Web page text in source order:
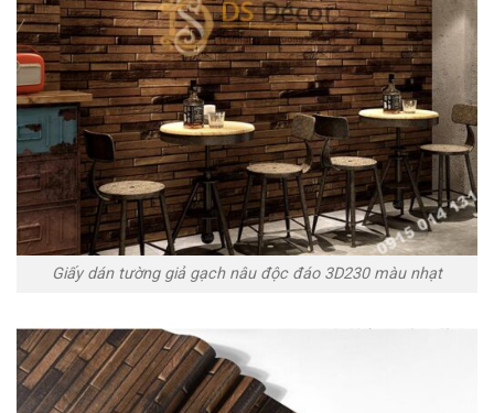
Giấy dán tường giả gạch nâu độc đáo 3D230 màu nhạt